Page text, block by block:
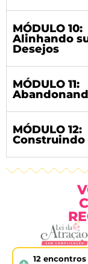
MÓDULO 10:
Alinhando
Desejos
MÓDULO 11:
MÓDULO 12:
Construindo
12